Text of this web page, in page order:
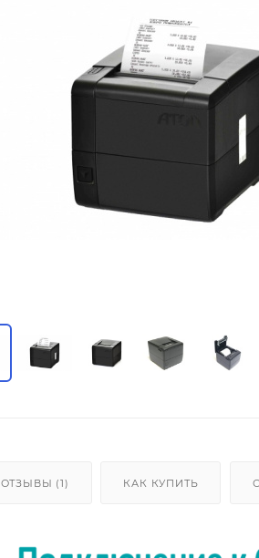
ОТЗЫВЫ (1) КАК КУПИТЬ